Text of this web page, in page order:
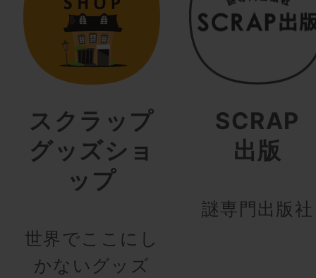
スクラップ
グッズショ
ップ
世界でここにし
かないグッズ
SCRAP
出版
謎専門出版社